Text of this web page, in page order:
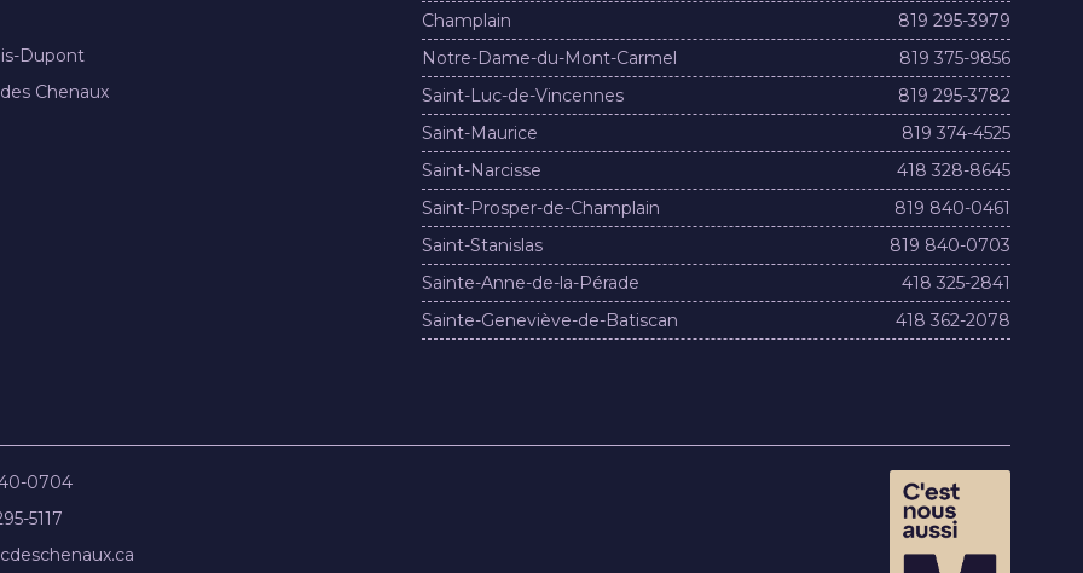
Dupont
Chenaux
Champlain
819 295-3979
Notre-Dame-du-Mont-Carmel
819 375-9856
Saint-Luc-de-Vincennes
819 295-3782
Saint-Maurice
819 374-4525
Saint-Narcisse
418 328-8645
Saint-Prosper-de-Champlain
819 840-0461
Saint-Stanislas
819 840-0703
Sainte-Anne-de-la-Pérade
418 325-2841
Sainte-Geneviève-de-Batiscan
418 362-2078
0704
5117